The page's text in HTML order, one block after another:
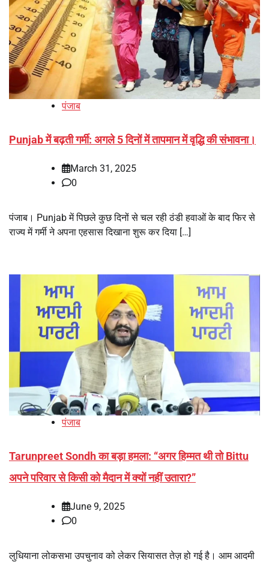
पंजाब
Punjab में बढ़ती गर्मी: अगले 5 दिनों में तापमान में वृद्धि की संभावना।
March 31, 2025
0
पंजाब। Punjab में पिछले कुछ दिनों से चल रही ठंडी हवाओं के बाद फिर से
राज्य में गर्मी ने अपना एहसास दिखाना शुरू कर दिया […]
पंजाब
Tarunpreet Sondh का बड़ा हमला: “अगर हिम्मत थी तो Bittu
अपने परिवार से किसी को मैदान में क्यों नहीं उतारा?”
June 9, 2025
0
लुधियाना लोकसभा उपचुनाव को लेकर सियासत तेज़ हो गई है। आम आदमी